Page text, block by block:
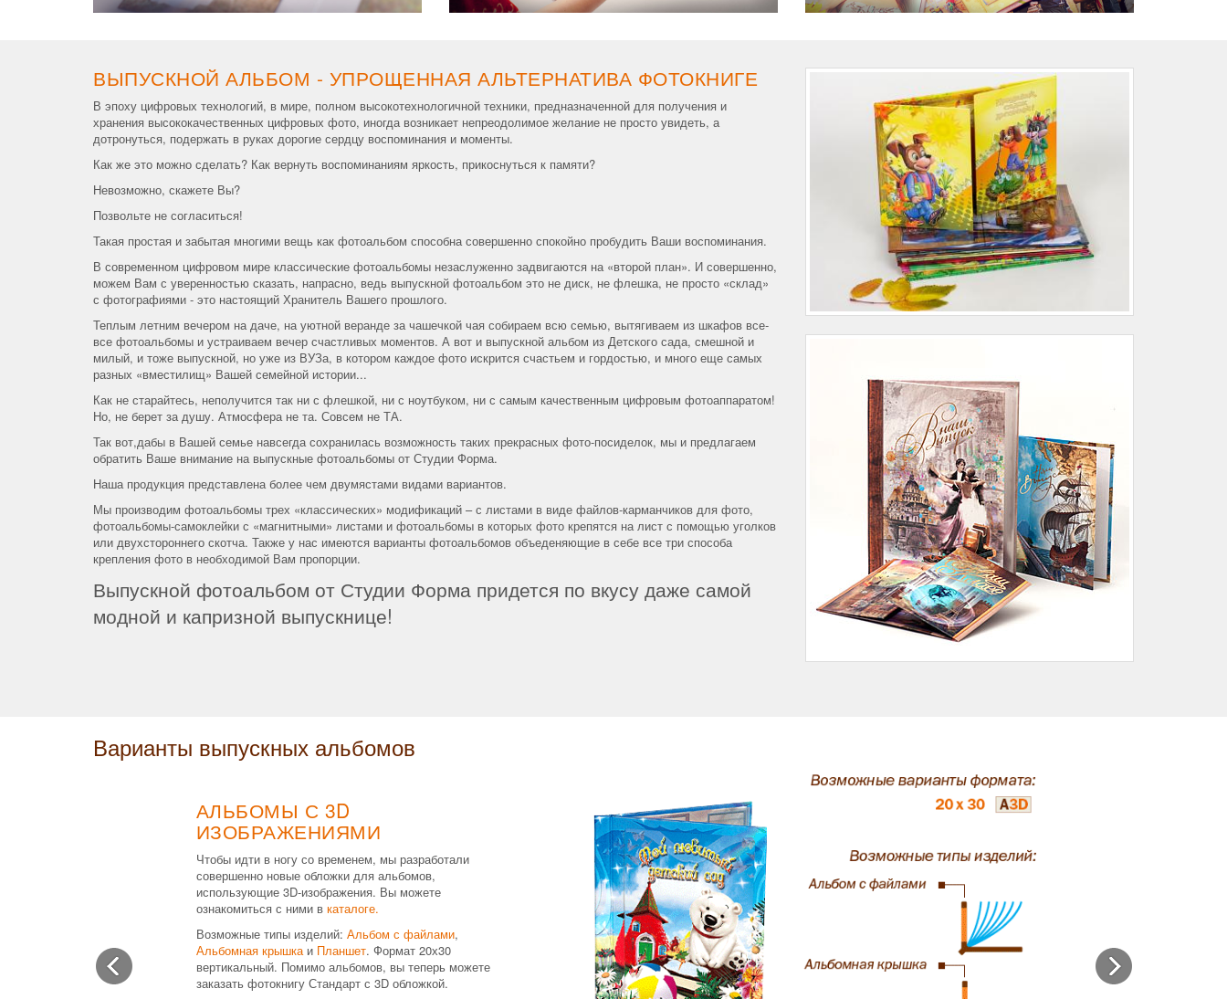
ВЫПУСКНОЙ АЛЬБОМ - УПРОЩЕННАЯ АЛЬТЕРНАТИВА ФОТОКНИГЕ
В эпоху цифровых технологий, в мире, полном высокотехнологичной техники, предназначенной для получения и
хранения высококачественных цифровых фото, иногда возникает непреодолимое желание не просто увидеть, а
дотронуться, подержать в руках дорогие сердцу воспоминания и моменты.
Как же это можно сделать? Как вернуть воспоминаниям яркость, прикоснуться к памяти?
Невозможно, скажете Вы?
Позвольте не согласиться!
Такая простая и забытая многими вещь как фотоальбом способна совершенно спокойно пробудить Ваши воспоминания.
В современном цифровом мире классические фотоальбомы незаслуженно задвигаются на «второй план». И совершенно,
можем Вам с уверенностью сказать, напрасно, ведь выпускной фотоальбом это не диск, не флешка, не просто «склад»
с фотографиями - это настоящий Хранитель Вашего прошлого.
Теплым летним вечером на даче, на уютной веранде за чашечкой чая собираем всю семью, вытягиваем из шкафов все-
все фотоальбомы и устраиваем вечер счастливых моментов. А вот и выпускной альбом из Детского сада, смешной и
милый, и тоже выпускной, но уже из ВУЗа, в котором каждое фото искрится счастьем и гордостью, и много еще самых
разных «вместилищ» Вашей семейной истории...
Как не старайтесь, неполучится так ни с флешкой, ни с ноутбуком, ни с самым качественным цифровым фотоаппаратом!
Но, не берет за душу. Атмосфера не та. Совсем не ТА.
Так вот,дабы в Вашей семье навсегда сохранилась возможность таких прекрасных фото-посиделок, мы и предлагаем
обратить Ваше внимание на выпускные фотоальбомы от Студии Форма.
Наша продукция представлена более чем двумястами видами вариантов.
Мы производим фотоальбомы трех «классических» модификаций – с листами в виде файлов-карманчиков для фото,
фотоальбомы-самоклейки с «магнитными» листами и фотоальбомы в которых фото крепятся на лист с помощью уголков
или двухстороннего скотча. Также у нас имеются варианты фотоальбомов объеденяющие в себе все три способа
крепления фото в необходимой Вам пропорции.
Выпускной фотоальбом от Студии Форма придется по вкусу даже самой
модной и капризной выпускнице!
Варианты выпускных альбомов
АЛЬБОМЫ С 3D
ИЗОБРАЖЕНИЯМИ
Чтобы идти в ногу со временем, мы разработали
совершенно новые обложки для альбомов,
использующие 3D-изображения. Вы можете
ознакомиться с ними в каталоге.
Возможные типы изделий: Альбом с файлами,
Альбомная крышкаи Планшет. Формат 20х30
вертикальный. Помимо альбомов, вы теперь можете
заказать фотокнигу Стандарт с 3D обложкой.